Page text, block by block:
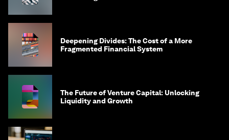
Deepening Divides: The Cost of a More
Fragmented Financial System
The Future of Venture Capital: Unlocking
Liquidity and Growth